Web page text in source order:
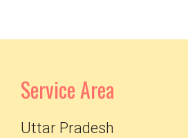
Service Area
Uttar Pradesh